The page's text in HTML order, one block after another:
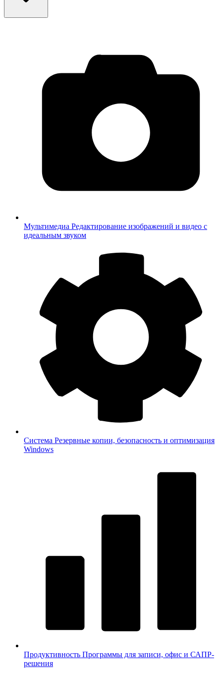
Мультимедиа Редактирование изображений и видео с
идеальным звуком
Система Резервные копии, безопасность и оптимизация
Windows
Продуктивность Программы для записи, офис и САПР-
решения